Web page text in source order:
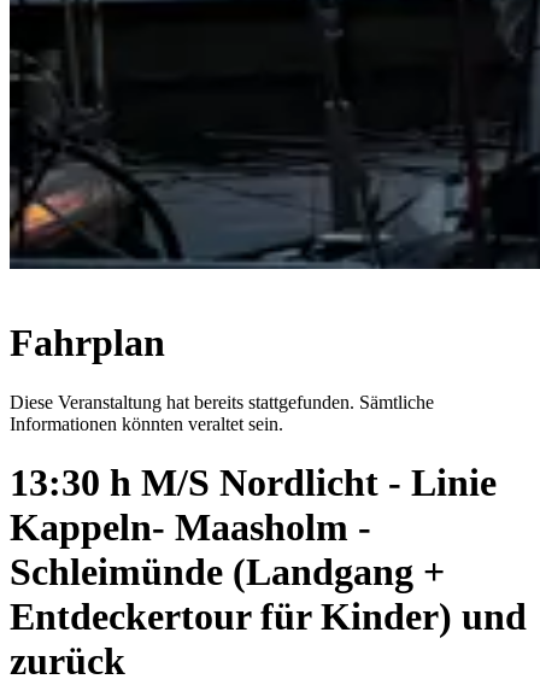
Fahrplan
Diese Veranstaltung hat bereits stattgefunden. Sämtliche
Informationen könnten veraltet sein.
13:30 h M/S Nordlicht - Linie
Kappeln- Maasholm -
Schleimünde (Landgang +
Entdeckertour für Kinder) und
zurück